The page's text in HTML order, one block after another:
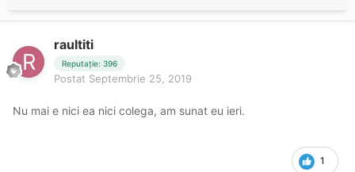
raultiti
Reputație: 396
Postat Septembrie 25, 2019
Nu mai e nici ea nici colega, am sunat eu ieri.
1